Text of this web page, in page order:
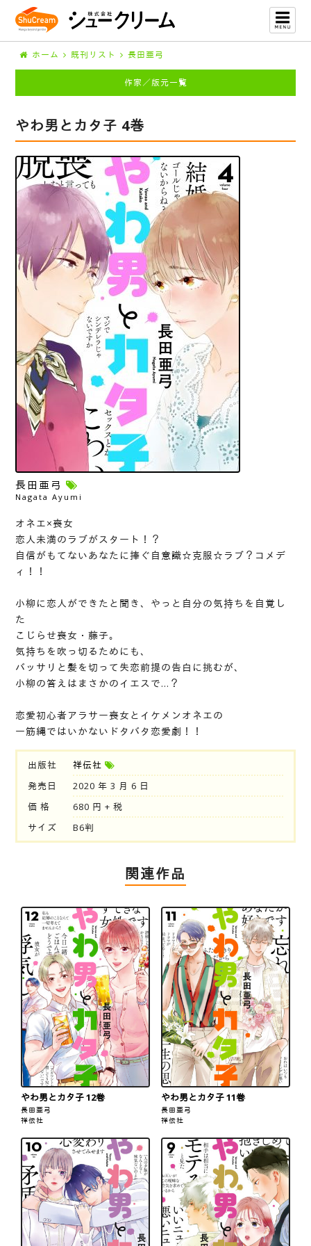
ホーム 既刊リスト 長田亜弓
作家／版元一覧
やわ男とカタ子 4巻
長田亜弓
Nagata Ayumi
オネエ×喪女
恋人未満のラブがスタート！？
自信がもてないあなたに捧ぐ自意識☆克服☆ラブ？コメデ
ィ！！
小柳に恋人ができたと聞き、やっと自分の気持ちを自覚し
た
こじらせ喪女・藤子。
気持ちを吹っ切るためにも、
バッサリと髪を切って失恋前提の告白に挑むが、
小柳の答えはまさかのイエスで…？
恋愛初心者アラサー喪女とイケメンオネエの
一筋縄ではいかないドタバタ恋愛劇！！
出版社
祥伝社
発売日
2020 年 3 月 6 日
価 格
680 円 + 税
サイズ
B6判
関連作品
やわ男とカタ子 12巻
長田亜弓
祥伝社
やわ男とカタ子 11巻
長田亜弓
祥伝社